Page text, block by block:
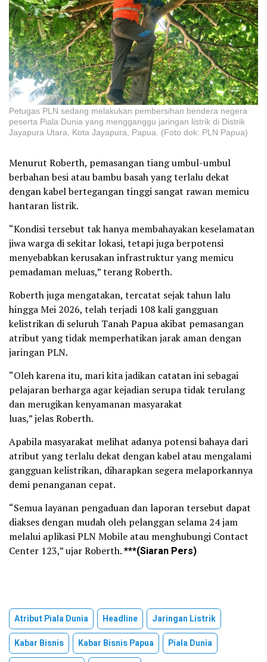
Petugas PLN sedang melakukan pembersihan bendera negera
peserta Piala Dunia yang mengganggu jaringan listrik di Distrik
Jayapura Utara, Kota Jayapura, Papua. (Foto dok: PLN Papua)
Menurut Roberth, pemasangan tiang umbul-umbul
berbahan besi atau bambu basah yang terlalu dekat
dengan kabel bertegangan tinggi sangat rawan memicu
hantaran listrik.
“Kondisi tersebut tak hanya membahayakan keselamatan
jiwa warga di sekitar lokasi, tetapi juga berpotensi
menyebabkan kerusakan infrastruktur yang memicu
pemadaman meluas,” terang Roberth.
Roberth juga mengatakan, tercatat sejak tahun lalu
hingga Mei 2026, telah terjadi 108 kali gangguan
kelistrikan di seluruh Tanah Papua akibat pemasangan
atribut yang tidak memperhatikan jarak aman dengan
jaringan PLN.
“Oleh karena itu, mari kita jadikan catatan ini sebagai
pelajaran berharga agar kejadian serupa tidak terulang
dan merugikan kenyamanan masyarakat
luas,” jelas Roberth.
Apabila masyarakat melihat adanya potensi bahaya dari
atribut yang terlalu dekat dengan kabel atau mengalami
gangguan kelistrikan, diharapkan segera melaporkannya
demi penanganan cepat.
“Semua layanan pengaduan dan laporan tersebut dapat
diakses dengan mudah oleh pelanggan selama 24 jam
melalui aplikasi PLN Mobile atau menghubungi Contact
Center 123,” ujar Roberth.***(Siaran Pers)
Atribut Piala Dunia Headline
Jaringan Listrik
Kabar Bisnis
Kabar Bisnis Papua
Piala Dunia